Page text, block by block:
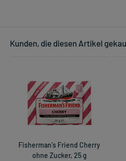
Kunden, die diesen Artikel
Fisherman's Friend Cherry
ohne Zucker, 25 g